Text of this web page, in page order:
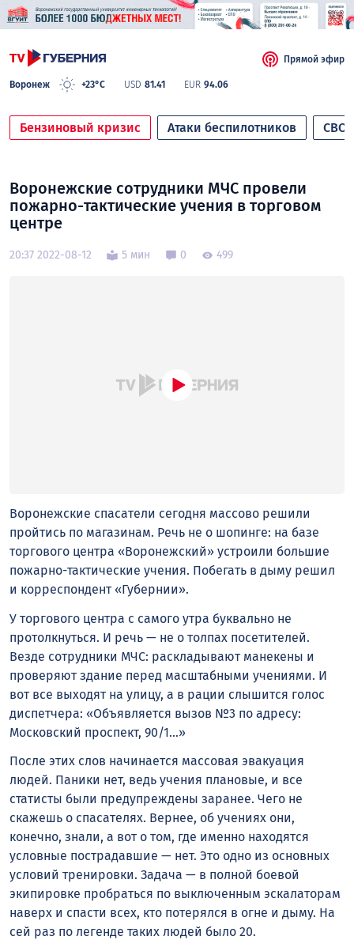
Воронеж +23°C USD 81.41 EUR 94.06
Прямой эфир
Бензиновый кризис Атаки беспилотников СВО
Воронежские сотрудники МЧС провели
пожарно-тактические учения в торговом
центре
20:37 2022-08-12 5 мин 0 499
Воронежские спасатели сегодня массово решили
пройтись по магазинам. Речь не о шопинге: на базе
торгового центра «Воронежский» устроили большие
пожарно-тактические учения. Побегать в дыму решил
и корреспондент «Губернии».
У торгового центра с самого утра буквально не
протолкнуться. И речь — не о толпах посетителей.
Везде сотрудники МЧС: раскладывают манекены и
проверяют здание перед масштабными учениями. И
вот все выходят на улицу, а в рации слышится голос
диспетчера: «Объявляется вызов №3 по адресу:
Московский проспект, 90/1…»
После этих слов начинается массовая эвакуация
людей. Паники нет, ведь учения плановые, и все
статисты были предупреждены заранее. Чего не
скажешь о спасателях. Вернее, об учениях они,
конечно, знали, а вот о том, где именно находятся
условные пострадавшие — нет. Это одно из основных
условий тренировки. Задача — в полной боевой
экипировке пробраться по выключенным эскалаторам
наверх и спасти всех, кто потерялся в огне и дыму. На
сей раз по легенде таких людей было 20.